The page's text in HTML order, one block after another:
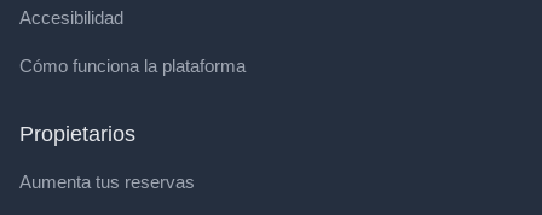
Accesibilidad
Cómo funciona la plataforma
Propietarios
Aumenta tus reservas